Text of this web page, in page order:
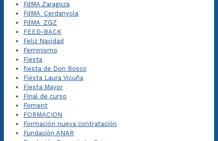
FdMA Zaragoza
FdMA_Cerdanyola
FdMA_ZGZ
FEED-BACK
Feliz Navidad
Feminismo
Fiesta
fiesta de Don Bosco
Fiesta Laura Vicuña
Fiesta Mayor
Final de curso
Foment
FORMACION
Formación nueva contratación
Fundación ANAR